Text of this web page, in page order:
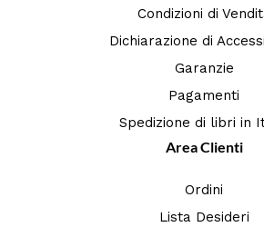
Condizioni di
Dichiarazione di
Garanzie
Pagamenti
Spedizione di libri in
Area Clienti
Ordini
Lista Desideri